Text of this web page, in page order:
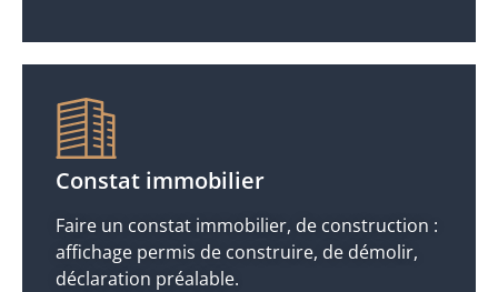
Constat immobilier
Faire un constat immobilier, de construction :
affichage permis de construire, de démolir,
déclaration préalable.